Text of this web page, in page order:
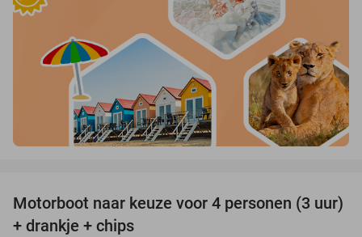
31%
Motorboot naar keuze voor 4 personen (3 uur)
+ drankje + chips